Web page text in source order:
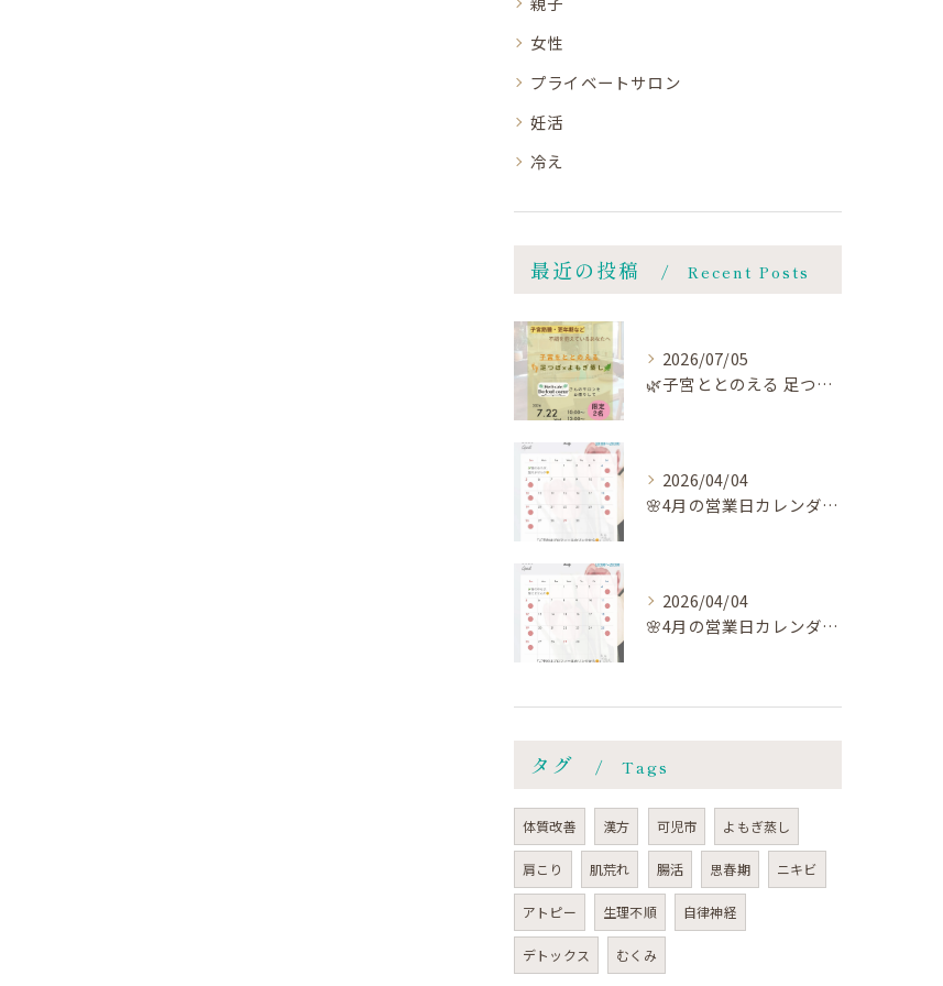
女性
プライベートサロン
妊活
冷え
最近の投稿 Recent Posts
2026/07/05
🌿子宮ととのえる 足つぼ×よもぎ蒸し🌿
2026/04/04
🌸4月の営業日カレンダー🗓️です🌸
2026/04/04
🌸4月の営業日カレンダー🗓️です🌸
タグ Tags
体質改善 漢方 可児市 よもぎ蒸し
肩こり 肌荒れ 腸活 思春期 ニキビ
アトピー 生理不順 自律神経
デトックス むくみ